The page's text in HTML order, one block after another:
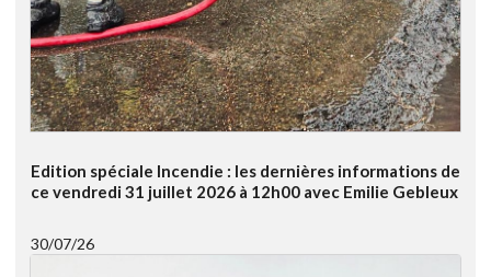
Edition spéciale Incendie : les dernières informations de
ce vendredi 31 juillet 2026 à 12h00 avec Emilie Gebleux
30/07/26